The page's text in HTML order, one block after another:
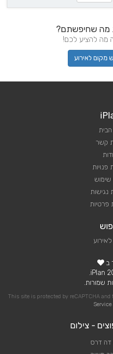
שחיפשתם?
מה להציע לכם!
מקום לאירוע
קשר
פנויות
שימוש
נגישות
פרטיות
ב
שמורות.
This site is protected by reCAPTCHA and
Service
- צילום
דרס